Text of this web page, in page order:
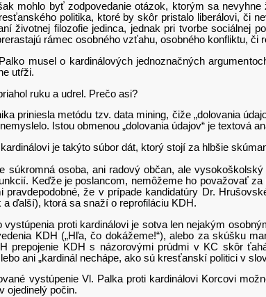
byť zodpovedanie otázok, ktorým sa nevyhne
politika, ktoré by skôr pristalo liberálovi, či
životnej filozofie jedinca, jednak pri tvorbe sociálnej
rámec osobného vzťahu, osobného konfliktu, či
o kardinálových jednoznačných argumentoch
utŕži.
ruku a udrel. Prečo asi?
metódu tzv. data mining, čiže „dolovania
Istou obmenou „dolovania údajov“ je textová
je takýto súbor dát, ktorý stojí za hlbšie
súkromná osoba, ani radový občan, ale
Keďže je poslancom, nemôžeme ho považovať
pravdepodobné, že v prípade kandidatúry Dr.
ďalší), ktorá sa snaží o reprofiláciu KDH.
proti kardinálovi je sotva len nejakým
KDH („Hľa, čo dokážeme!“), alebo za skúšku
prepojenie KDH s názorovými prúdmi v KC skôr
ani „kardinál nechápe, ako sú kresťanskí politici v
Vl. Palka proti kardinálovi Korcovi možno
ojedinelý počin.